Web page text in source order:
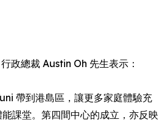
行政總裁 Austin Oh 先生表示：
帶到港島區，讓更多家庭體驗充
課堂。第四間中心的成立，亦反映